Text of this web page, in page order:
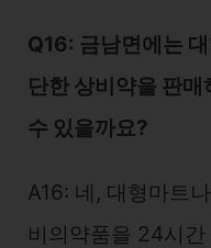
Q16: 금남면에는
단한 상비약을 판
수 있을까요?
A16: 네, 대형마트
비의약품을 24시